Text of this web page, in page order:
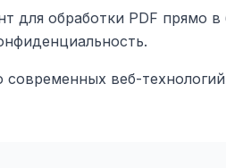
для обработки PDF прямо
веб-